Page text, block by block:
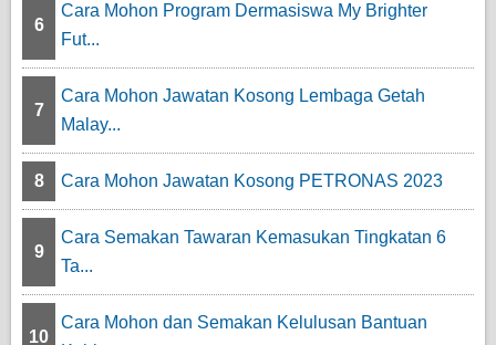
6
Cara Mohon Program Dermasiswa My Brighter
Fut...
7
Cara Mohon Jawatan Kosong Lembaga Getah
Malay...
8 Cara Mohon Jawatan Kosong PETRONAS 2023
9
Cara Semakan Tawaran Kemasukan Tingkatan 6
Ta...
10
Cara Mohon dan Semakan Kelulusan Bantuan